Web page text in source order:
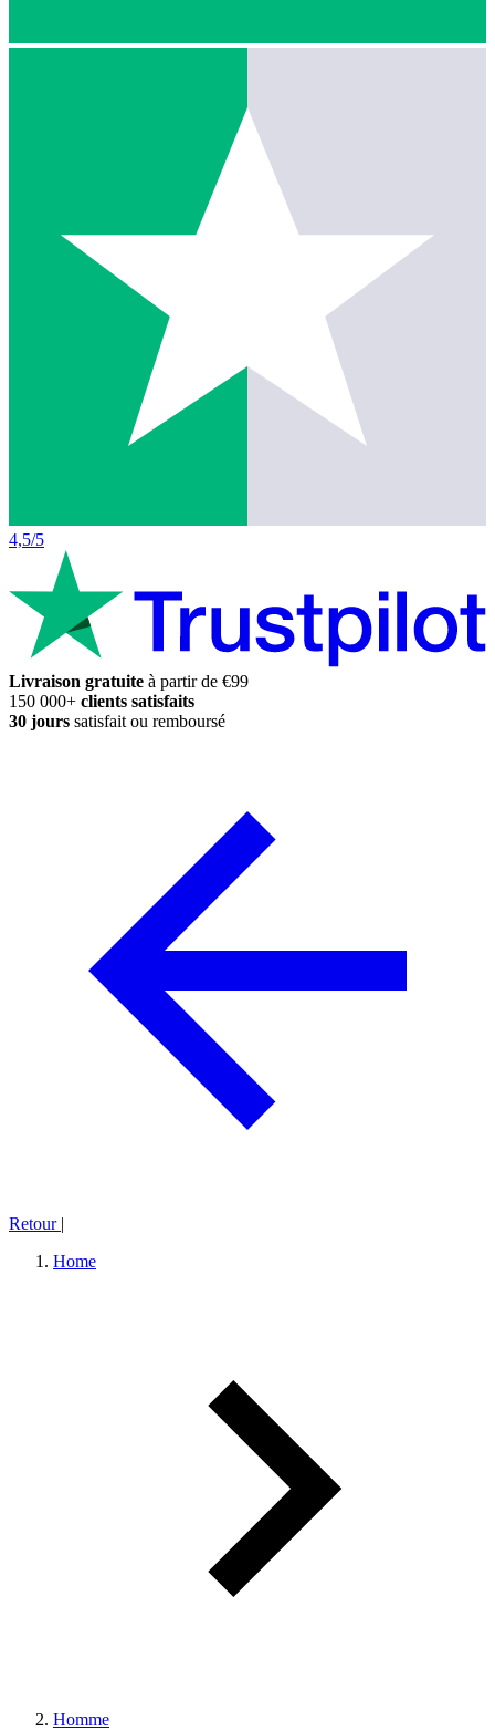
4,5/5
Livraison gratuite à partir de €99
150 000+ clients satisfaits
30 jours satisfait ou remboursé
Retour |
Home
Homme